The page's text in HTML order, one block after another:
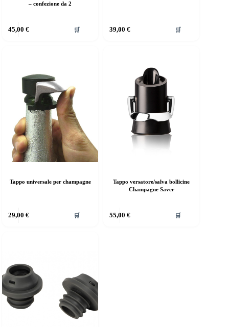
– confezione da 2
45,00 € 🛒 39,00 € 🛒
Tappo universale per champagne
29,00 € 🛒
Tappo versatore/salva bollicine
Champagne Saver
55,00 € 🛒